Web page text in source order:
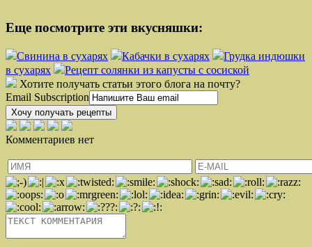
Еще посмотрите эти вкусняшки:
Свинина в сухарях Кабачки в сухарях
Грудка индюшки
в сухарях
Рецепт солянки из капусты с сосиской
Хотите получать статьи этого блога на почту?
Email Subscription
Хочу получать рецепты
Комментариев нет